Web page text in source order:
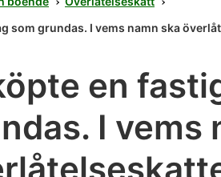
som grundas. I vems namn ska
en
I vems